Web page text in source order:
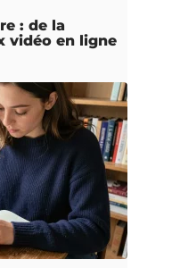
: de la
vidéo en ligne